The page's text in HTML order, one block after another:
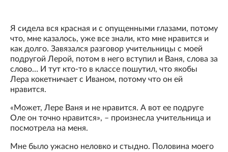
Я сидела вся красная и с опущенными глазами, потому
что, мне казалось, уже все знали, кто мне нравится и
как долго. Завязался разговор учительницы с моей
подругой Лерой, потом в него вступил и Ваня, слова за
слово… И тут кто-то в классе пошутил, что якобы
Лера кокетничает с Иваном, потому что он ей
нравится.
«Может, Лере Ваня и не нравится. А вот ее подруге
Оле он точно нравится», – произнесла учительница и
посмотрела на меня.
Мне было ужасно неловко и стыдно. Половина моего